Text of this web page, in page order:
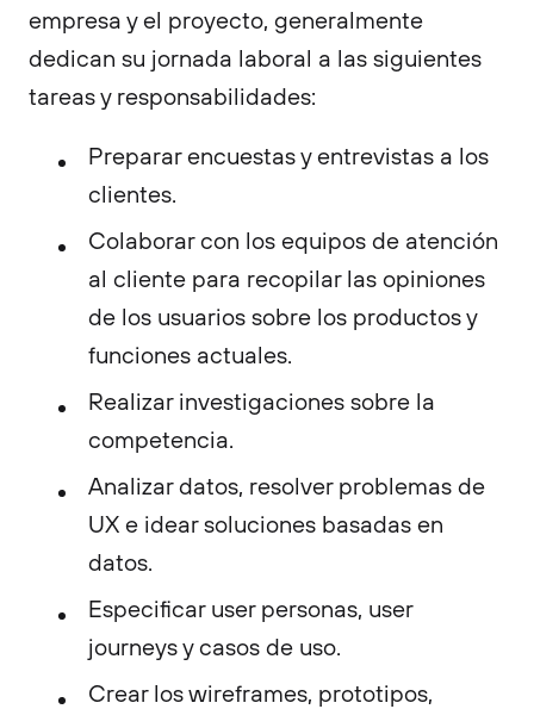
empresa y el proyecto, generalmente
dedican su jornada laboral a las siguientes
tareas y responsabilidades:
Preparar encuestas y entrevistas a los
clientes.
Colaborar con los equipos de atención
al cliente para recopilar las opiniones
de los usuarios sobre los productos y
funciones actuales.
Realizar investigaciones sobre la
competencia.
Analizar datos, resolver problemas de
UX e idear soluciones basadas en
datos.
Especificar user personas, user
journeys y casos de uso.
Crear los wireframes, prototipos,